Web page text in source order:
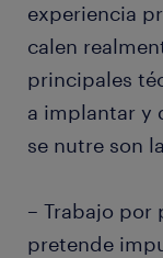
experiencia
calen
principales
a implantar y
se nutre son
– Trabajo por
pretende